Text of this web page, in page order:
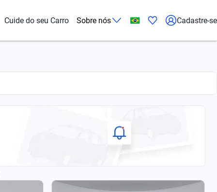
Cuide do seu Carro Sobre nós Cadastre-se